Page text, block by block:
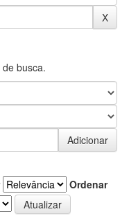
busca.
Ordenar